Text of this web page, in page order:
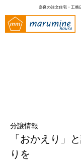
奈良の注文住宅・工務
分譲情報
「おかえり」
りを